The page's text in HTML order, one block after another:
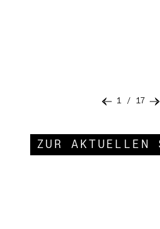
1 / 17
ZUR AKTUELLEN